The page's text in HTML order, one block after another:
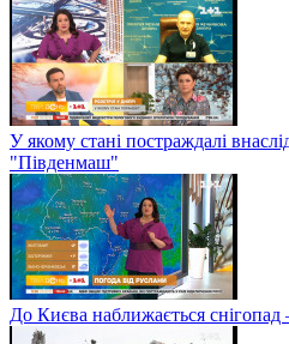
У якому стані постраждалі
"Південмаш"
До Києва наближається снігопад